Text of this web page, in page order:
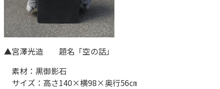
▲宮澤光造 題名「空の話」
素材：黒御影石
サイズ：高さ140×横98×奥行56㎝